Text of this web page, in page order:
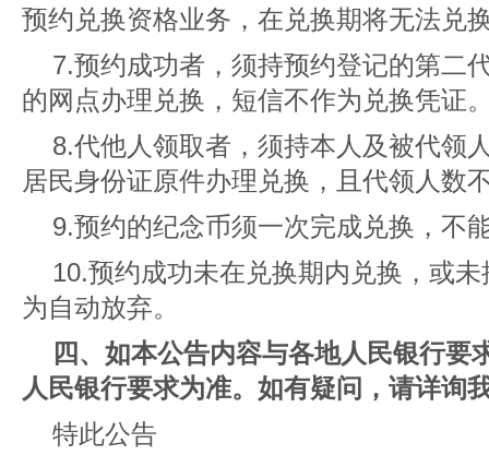
预约兑换资格业务，在兑换期将无法兑
7.预约成功者，须持预约登记的第二
的网点办理兑换，短信不作为兑换凭证
8.代他人领取者，须持本人及被代领
居民身份证原件办理兑换，且代领人数
9.预约的纪念币须一次完成兑换，不
10.预约成功未在兑换期内兑换，或
为自动放弃。
四、如本公告内容与各地人民银行要
人民银行要求为准。如有疑问，请详询
特此公告